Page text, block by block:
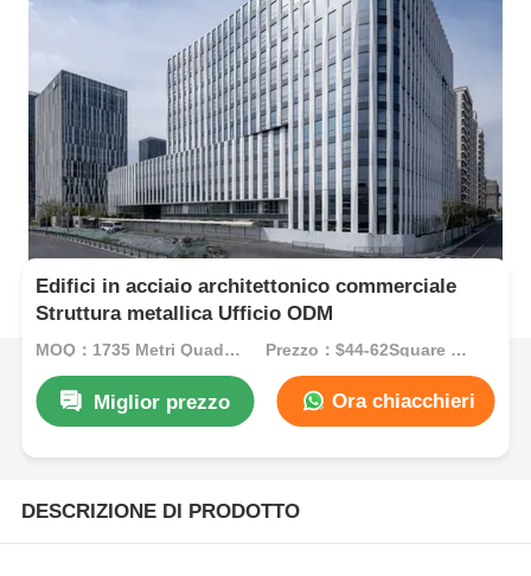
Edifici in acciaio architettonico commerciale
Struttura metallica Ufficio ODM
MOQ：1735 Metri Quadrati Prezzo：$44-62Square Meters
Miglior prezzo Ora chiacchieri
DESCRIZIONE DI PRODOTTO